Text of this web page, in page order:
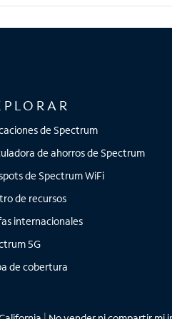
de Spectrum
de ahorros de Spectrum
de Spectrum WiFi
de recursos
internacionales
5G
de cobertura